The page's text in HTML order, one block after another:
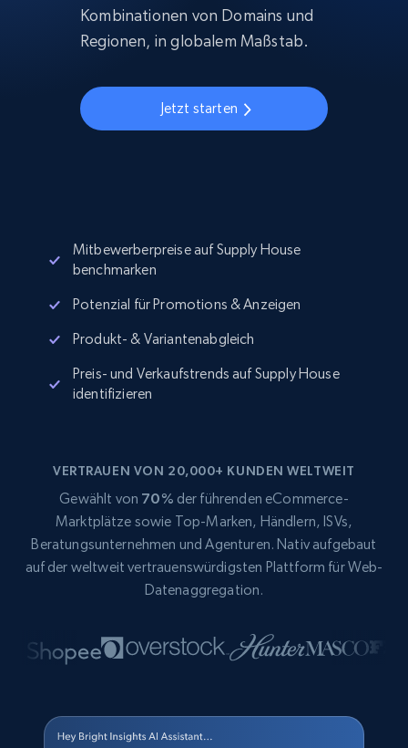
Kombinationen von Domains und
Regionen, in globalem Maßstab.
Jetzt starten
Mitbewerberpreise auf Supply House
benchmarken
Potenzial für Promotions & Anzeigen
Produkt- & Variantenabgleich
Preis- und Verkaufstrends auf Supply House
identifizieren
VERTRAUEN VON 20,000+ KUNDEN WELTWEIT
Gewählt von 70% der führenden eCommerce-
Marktplätze sowie Top-Marken, Händlern, ISVs,
Beratungsunternehmen und Agenturen. Nativ aufgebaut
auf der weltweit vertrauenswürdigsten Plattform für Web-
Datenaggregation.